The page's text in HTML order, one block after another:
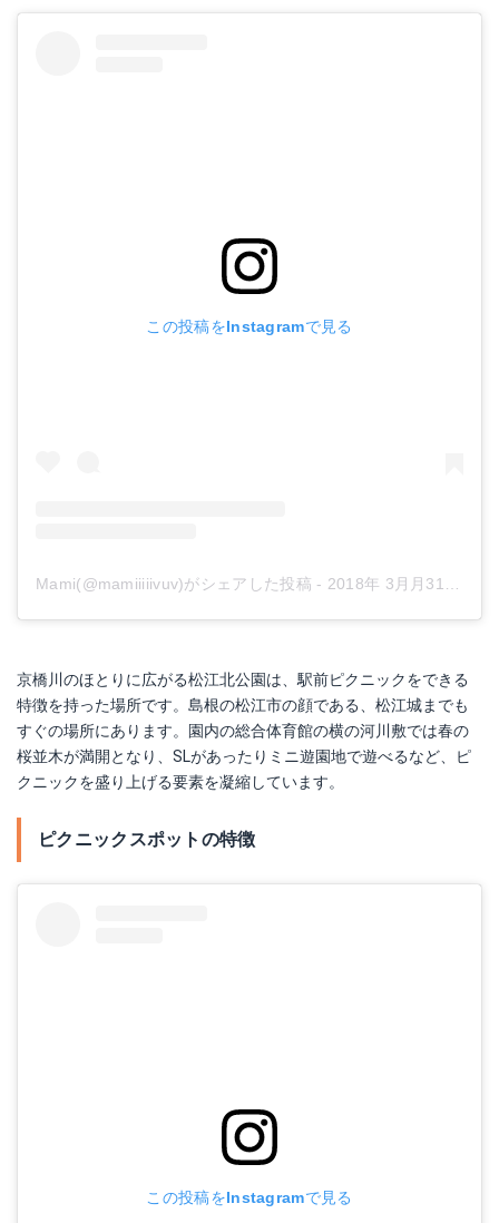
この投稿をInstagramで見る
Mami(@mamiiiiivuv)がシェアした投稿 - 2018年 3月月31日午前3時17分PDT
京橋川のほとりに広がる松江北公園は、駅前ピクニックをできる
特徴を持った場所です。島根の松江市の顔である、松江城までも
すぐの場所にあります。園内の総合体育館の横の河川敷では春の
桜並木が満開となり、SLがあったりミニ遊園地で遊べるなど、ピ
クニックを盛り上げる要素を凝縮しています。
ピクニックスポットの特徴
この投稿をInstagramで見る